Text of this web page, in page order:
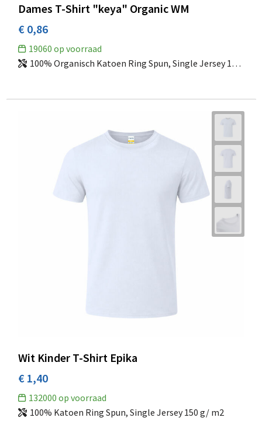
Dames T-Shirt "keya" Organic WM
€ 0,86
19060 op voorraad
100% Organisch Katoen Ring Spun, Single Jersey 150 g/ m2
Wit Kinder T-Shirt Epika
€ 1,40
132000 op voorraad
100% Katoen Ring Spun, Single Jersey 150 g/ m2